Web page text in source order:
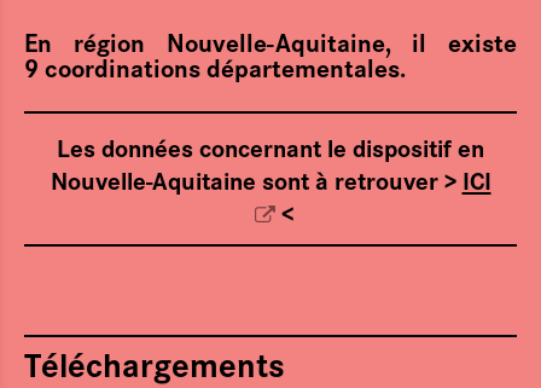
Cartographie & chiffres clés
Boîte à outils
Newsletter
En région Nouvelle-Aquitaine, il existe
9 coordinations départementales.
Les données concernant le dispositif en
Nouvelle-Aquitaine sont à retrouver > ICI
<
Téléchargements